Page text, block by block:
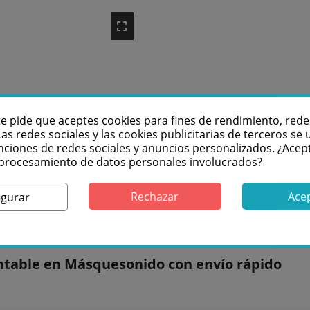
escaleras modulares para tarima en alturas múltiples
se realiza mediante el accesorio AT-CEDES o AT-
en Másquesonido con envío rápido
pide que aceptes cookies para fines de rendimiento,
redes sociales y las cookies publicitarias de terceros se
de redes sociales y anuncios personalizados.
de datos personales involucrados?
Rechazar